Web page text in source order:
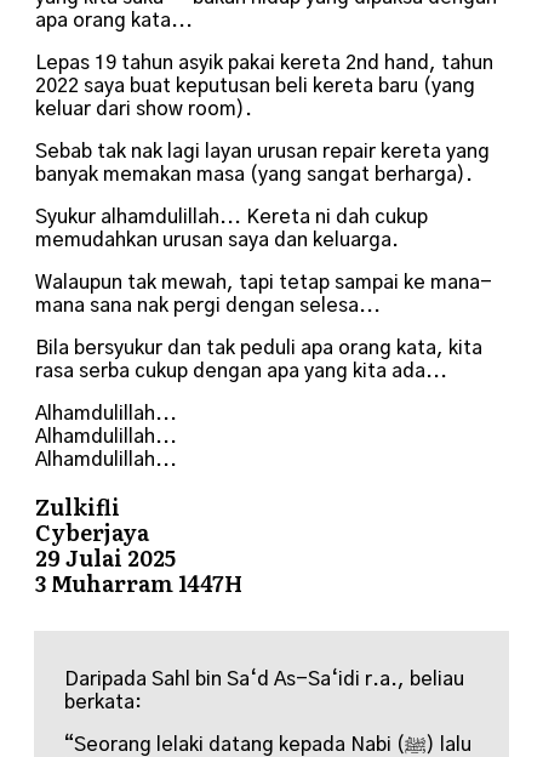
apa orang kata...
Lepas 19 tahun asyik pakai kereta 2nd hand, tahun
2022 saya buat keputusan beli kereta baru (yang
keluar dari show room).
Sebab tak nak lagi layan urusan repair kereta yang
banyak memakan masa (yang sangat berharga).
Syukur alhamdulillah... Kereta ni dah cukup
memudahkan urusan saya dan keluarga.
Walaupun tak mewah, tapi tetap sampai ke mana-
mana sana nak pergi dengan selesa...
Bila bersyukur dan tak peduli apa orang kata, kita
rasa serba cukup dengan apa yang kita ada...
Alhamdulillah...
Alhamdulillah...
Alhamdulillah...
Zulkifli
Cyberjaya
29 Julai 2025
3 Muharram 1447H
Daripada Sahl bin Sa‘d As-Sa‘idi r.a., beliau
berkata:
“Seorang lelaki datang kepada Nabi (ﷺ) lalu